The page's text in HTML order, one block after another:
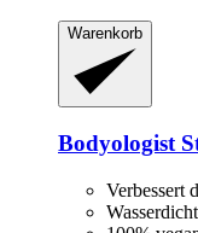
Warenkorb
Bodyologist
Verbessert